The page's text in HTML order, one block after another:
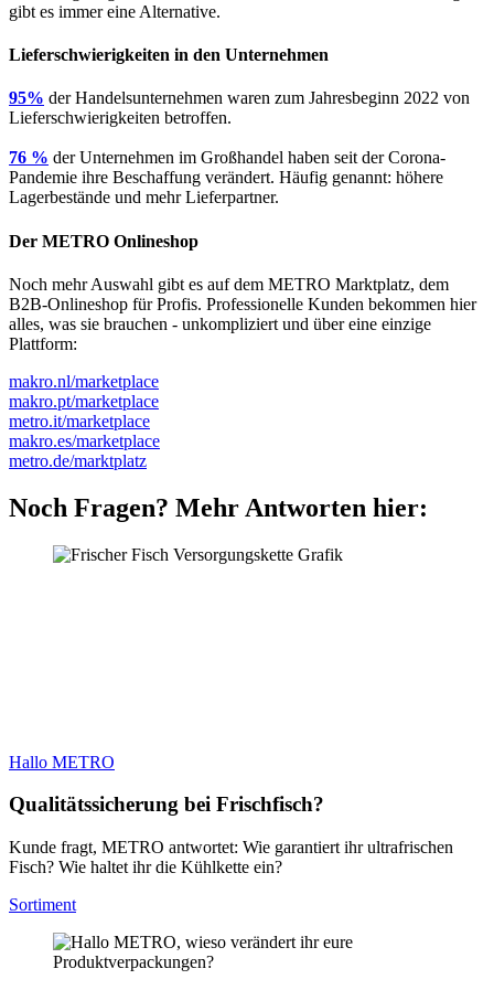
gibt es immer eine Alternative.
Lieferschwierigkeiten in den Unternehmen
95% der Handelsunternehmen waren zum Jahresbeginn 2022 von
Lieferschwierigkeiten betroffen.
76 % der Unternehmen im Großhandel haben seit der Corona-
Pandemie ihre Beschaffung verändert. Häufig genannt: höhere
Lagerbestände und mehr Lieferpartner.
Der METRO Onlineshop
Noch mehr Auswahl gibt es auf dem METRO Marktplatz, dem
B2B-Onlineshop für Profis. Professionelle Kunden bekommen hier
alles, was sie brauchen - unkompliziert und über eine einzige
Plattform:
makro.nl/marketplace
makro.pt/marketplace
metro.it/marketplace
makro.es/marketplace
metro.de/marktplatz
Noch Fragen? Mehr Antworten hier:
Hallo METRO
Qualitäts­sicher­ung bei Frischfisch?
Kunde fragt, METRO antwortet: Wie garantiert ihr ultrafrischen
Fisch? Wie haltet ihr die Kühlkette ein?
Sortiment